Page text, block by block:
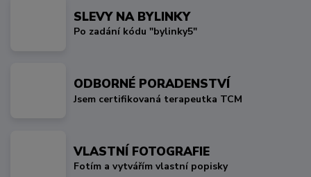
SLEVY NA BYLINKY
Po zadání kódu "bylinky5"
ODBORNÉ PORADENSTVÍ
Jsem certifikovaná terapeutka TCM
VLASTNÍ FOTOGRAFIE
Fotím a vytvářím vlastní popisky